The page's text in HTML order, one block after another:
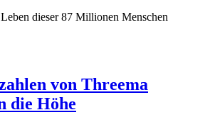
dieser 87 Millionen Menschen
von Threema
die Höhe